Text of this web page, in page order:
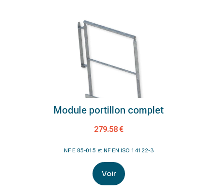
Module portillon complet
279.58 €
NF E 85-015 et NF EN ISO 14122-3
Voir